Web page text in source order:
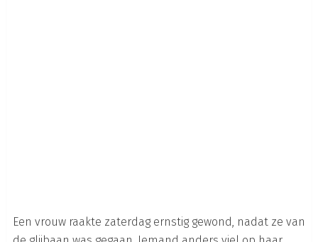
Een vrouw raakte zaterdag ernstig gewond, nadat ze van